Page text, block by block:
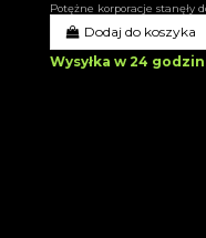
Potężne korporacje stanęły
Dodaj do koszyka
Wysyłka w 24 godzin